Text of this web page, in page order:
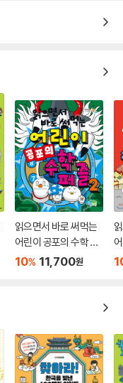
읽으면서 바로 써먹는
어린이 공포의 수학 퍼
즐 2
10% 11,700원